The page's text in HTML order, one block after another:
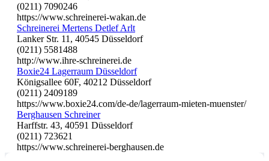
(0211) 7090246
https://www.schreinerei-wakan.de
Schreinerei Mertens Detlef Arlt
Lanker Str. 11, 40545 Düsseldorf
(0211) 5581488
http://www.ihre-schreinerei.de
Boxie24 Lagerraum Düsseldorf
Königsallee 60F, 40212 Düsseldorf
(0211) 2409189
https://www.boxie24.com/de-de/lagerraum-mieten-muenster/
Berghausen Schreiner
Harffstr. 43, 40591 Düsseldorf
(0211) 723621
https://www.schreinerei-berghausen.de